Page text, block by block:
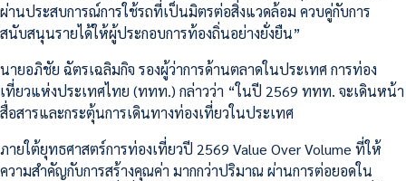
ผ่านประสบการณ์การใช้รถที่เป็นมิตรต่อสิ่งแวดล้อม ควบคู่กับการ
สนับสนุนรายได้ให้ผู้ประกอบการท้องถิ่นอย่างยั่งยืน”
นายอภิชัย ฉัตรเฉลิมกิจ รองผู้ว่าการด้านตลาดในประเทศ การท่อง
เที่ยวแห่งประเทศไทย (ททท.) กล่าวว่า “ในปี 2569 ททท. จะเดินหน้า
สื่อสารและกระตุ้นการเดินทางท่องเที่ยวในประเทศ
ภายใต้ยุทธศาสตร์การท่องเที่ยวปี 2569 Value Over Volume ที่ให้
ความสำคัญกับการสร้างคุณค่า มากกว่าปริมาณ ผ่านการต่อยอดใน